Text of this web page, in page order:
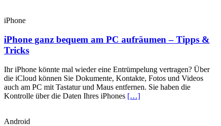
iPhone
iPhone ganz bequem am PC aufräumen – Tipps &
Tricks
Ihr iPhone könnte mal wieder eine Entrümpelung vertragen? Über
die iCloud können Sie Dokumente, Kontakte, Fotos und Videos
auch am PC mit Tastatur und Maus entfernen. Sie haben die
Kontrolle über die Daten Ihres iPhones […]
Android